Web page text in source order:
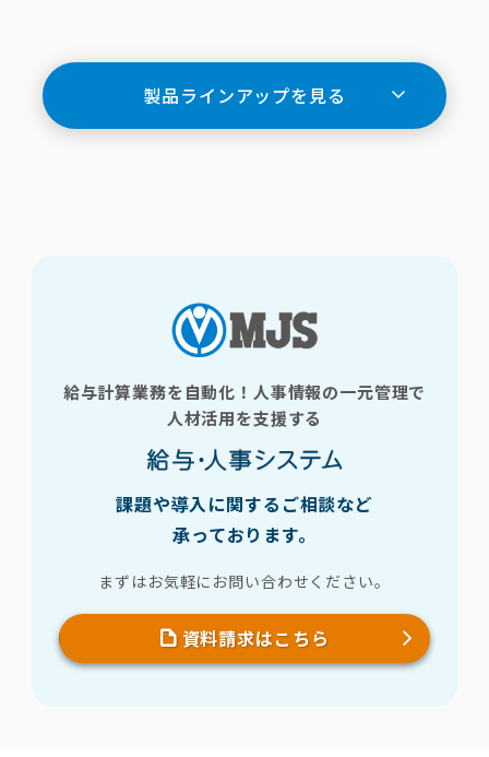
製品ラインアップを見る
給与計算業務を自動化！人事情報の一元管理で
人材活用を支援する
課題や導入に関するご相談など
承っております。
まずはお気軽にお問い合わせください。
資料請求はこちら